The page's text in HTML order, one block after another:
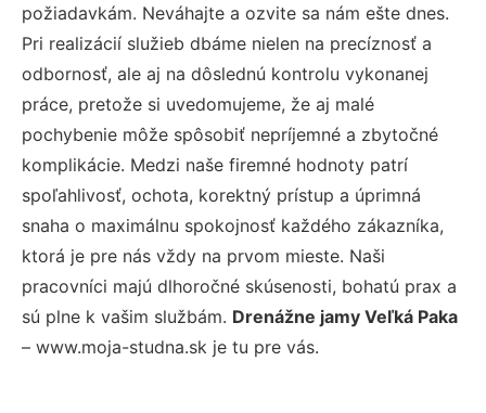
požiadavkám. Neváhajte a ozvite sa nám ešte dnes.
Pri realizácií služieb dbáme nielen na precíznosť a
odbornosť, ale aj na dôslednú kontrolu vykonanej
práce, pretože si uvedomujeme, že aj malé
pochybenie môže spôsobiť nepríjemné a zbytočné
komplikácie. Medzi naše firemné hodnoty patrí
spoľahlivosť, ochota, korektný prístup a úprimná
snaha o maximálnu spokojnosť každého zákazníka,
ktorá je pre nás vždy na prvom mieste. Naši
pracovníci majú dlhoročné skúsenosti, bohatú prax a
sú plne k vašim službám. Drenážne jamy Veľká Paka
– www.moja-studna.sk je tu pre vás.